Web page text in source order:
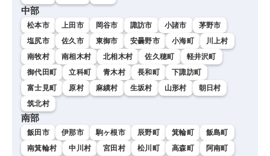
中部
松本市 上田市 岡谷市 諏訪市 小諸市
茅野市
塩尻市
佐久市 東御市 安曇野市 小海町
川上村
南牧村
南相木村 北相木村 佐久穂町
軽井沢町
御代田町
立科町 青木村 長和町
下諏訪町
富士見町
原村 麻績村 生坂村 山形村
朝日村
筑北村
南部
飯田市 伊那市 駒ヶ根市 辰野町 箕輪町
飯島町
南箕輪村
中川村 宮田村 松川町 高森町
阿南町